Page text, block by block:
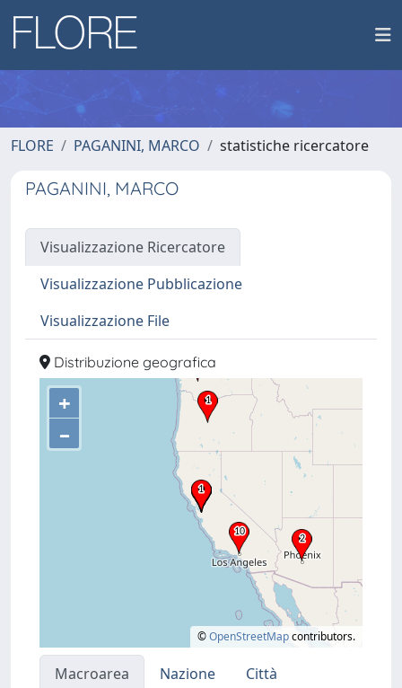
FLORE PAGANINI, MARCO statistiche ricercatore
PAGANINI, MARCO
Visualizzazione Ricercatore
Visualizzazione Pubblicazione
Visualizzazione File
Distribuzione geografica
+
–
©OpenStreetMapcontributors.
Macroarea Nazione
Città